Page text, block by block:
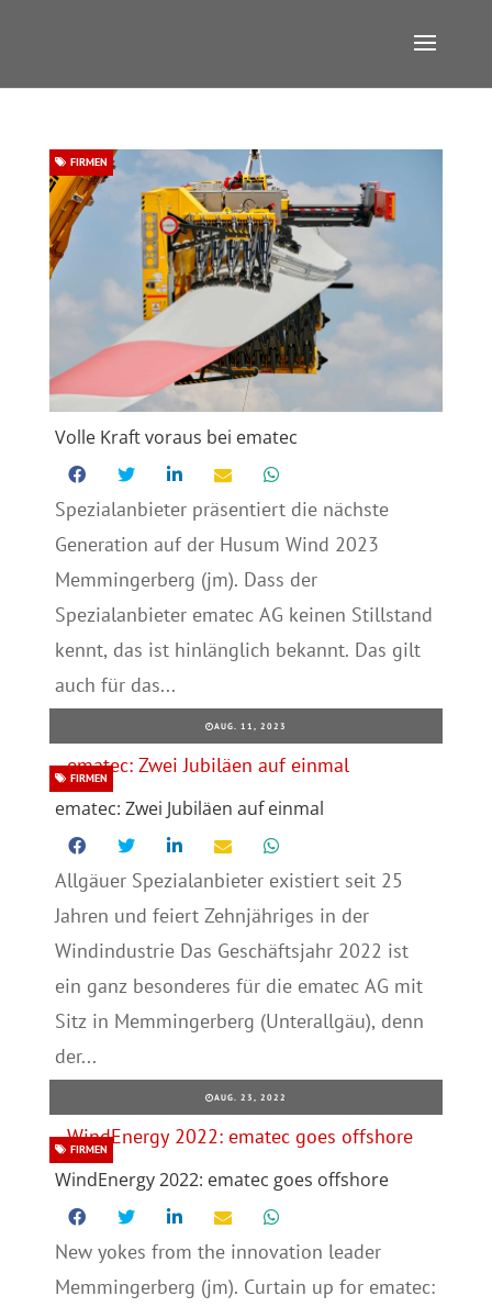
Volle Kraft voraus bei ematec
FIRMEN
Spezialanbieter präsentiert die nächste
Generation auf der Husum Wind 2023
Memmingerberg (jm). Dass der
Spezialanbieter ematec AG keinen Stillstand
kennt, das ist hinlänglich bekannt. Das gilt
auch für das...
AUG. 11, 2023
ematec: Zwei Jubiläen auf einmal
FIRMEN
Allgäuer Spezialanbieter existiert seit 25
Jahren und feiert Zehnjähriges in der
Windindustrie Das Geschäftsjahr 2022 ist
ein ganz besonderes für die ematec AG mit
Sitz in Memmingerberg (Unterallgäu), denn
der...
AUG. 23, 2022
WindEnergy 2022: ematec goes offshore
FIRMEN
New yokes from the innovation leader
Memmingerberg (jm). Curtain up for ematec: